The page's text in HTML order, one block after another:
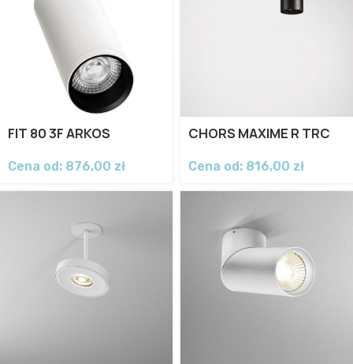
FIT 80 3F ARKOS
Cena od: 876,00 zł
CHORS MAXIME R TRC
Cena od: 816,00 zł